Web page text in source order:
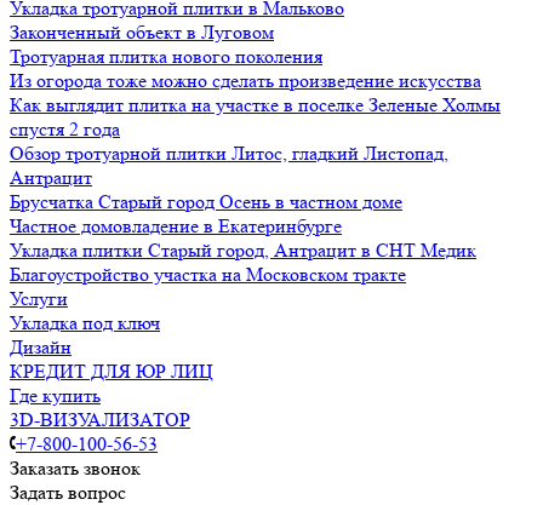
Укладка тротуарной плитки в Мальково
Законченный объект в Луговом
Тротуарная плитка нового поколения
Из огорода тоже можно сделать произведение искусства
Как выглядит плитка на участке в поселке Зеленые Холмы
спустя 2 года
Обзор тротуарной плитки Литос, гладкий Листопад,
Антрацит
Брусчатка Старый город Осень в частном доме
Частное домовладение в Екатеринбурге
Укладка плитки Старый город, Антрацит в СНТ Медик
Благоустройство участка на Московском тракте
Услуги
Укладка под ключ
Дизайн
КРЕДИТ ДЛЯ ЮР ЛИЦ
Где купить
3D-ВИЗУАЛИЗАТОР
+7-800-100-56-53
Заказать звонок
Задать вопрос